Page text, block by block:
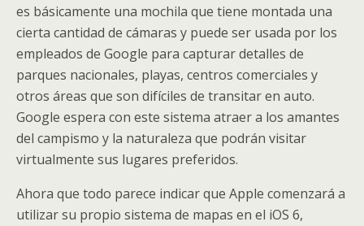
es básicamente una mochila que tiene montada una
cierta cantidad de cámaras y puede ser usada por los
empleados de Google para capturar detalles de
parques nacionales, playas, centros comerciales y
otros áreas que son difíciles de transitar en auto.
Google espera con este sistema atraer a los amantes
del campismo y la naturaleza que podrán visitar
virtualmente sus lugares preferidos.
Ahora que todo parece indicar que Apple comenzará a
utilizar su propio sistema de mapas en el iOS 6,